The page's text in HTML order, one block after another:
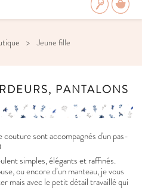
Jeune fille
PANTALONS
couture sont accompagnés d'un pas-
simples, élégants et raffinés.
ou encore d’un manteau, je vous
mais avec le petit détail travaillé qui